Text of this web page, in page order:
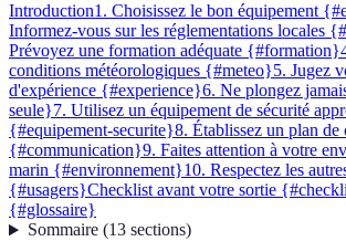
Introduction1. Choisissez le bon équipement
Informez-vous sur les réglementations locales
Prévoyez une formation adéquate {#formation}
conditions météorologiques {#meteo}5. Jugez
d'expérience {#experience}6. Ne plongez
seule}7. Utilisez un équipement de sécurité
{#equipement-securite}8. Établissez un plan
{#communication}9. Faites attention à votre
marin {#environnement}10. Respectez les
{#usagers}Checklist avant votre sortie
{#glossaire}
Sommaire(13 sections)